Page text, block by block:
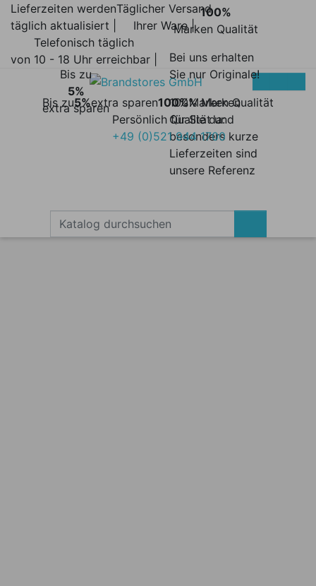
Lieferzeiten werden
täglich aktualisiert |
Täglicher Versand
Ihrer Ware |
Telefonisch täglich
von 10 - 18 Uhr erreichbar |
Bis zu5%extra sparen
Bis zu
5%
extra sparen
100%Marken Qualität
100%
Marken Qualität
Bei uns erhalten
Sie nur Originale!
100% Marken
Qualität und
besonders kurze
Lieferzeiten sind
unsere Referenz
Persönlich für Sie da:
+49 (0)521 944 1700